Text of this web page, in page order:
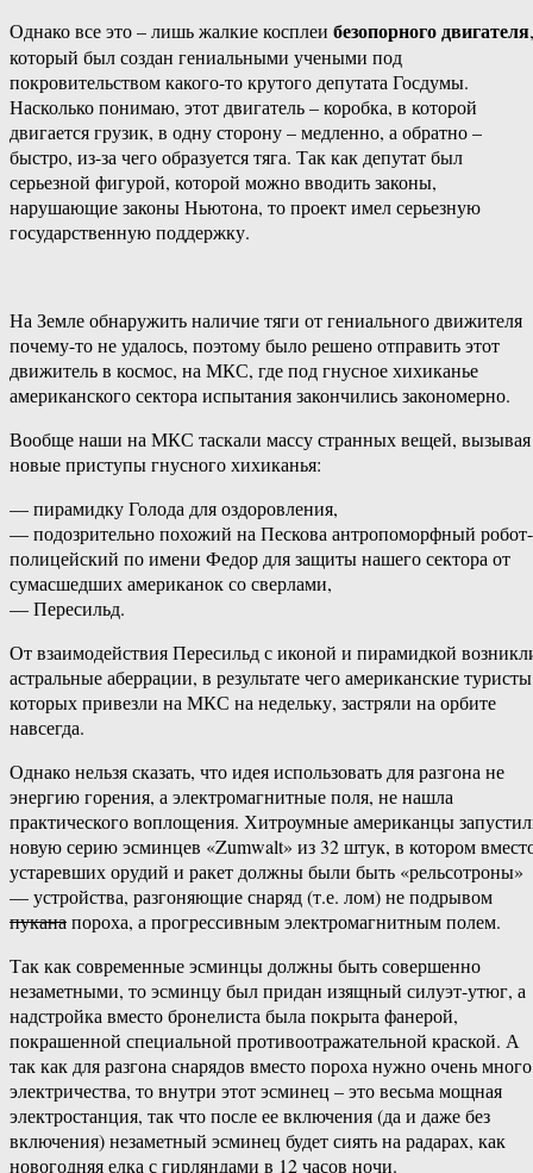
Однако все это – лишь жалкие косплеи безопорного двигателя,
который был создан гениальными учеными под
покровительством какого-то крутого депутата Госдумы.
Насколько понимаю, этот двигатель – коробка, в которой
двигается грузик, в одну сторону – медленно, а обратно –
быстро, из-за чего образуется тяга. Так как депутат был
серьезной фигурой, которой можно вводить законы,
нарушающие законы Ньютона, то проект имел серьезную
государственную поддержку.
На Земле обнаружить наличие тяги от гениального движителя
почему-то не удалось, поэтому было решено отправить этот
движитель в космос, на МКС, где под гнусное хихиканье
американского сектора испытания закончились закономерно.
Вообще наши на МКС таскали массу странных вещей, вызывая
новые приступы гнусного хихиканья:
— пирамидку Голода для оздоровления,
— подозрительно похожий на Пескова антропоморфный робот-
полицейский по имени Федор для защиты нашего сектора от
сумасшедших американок со сверлами,
— Пересильд.
От взаимодействия Пересильд с иконой и пирамидкой
астральные аберрации, в результате чего американские
которых привезли на МКС на недельку, застряли на орбите
навсегда.
Однако нельзя сказать, что идея использовать для разгона не
энергию горения, а электромагнитные поля, не нашла
практического воплощения. Хитроумные американцы
новую серию эсминцев «Zumwalt» из 32 штук, в котором
устаревших орудий и ракет должны были быть «рельсотроны»
— устройства, разгоняющие снаряд (т.е. лом) не подрывом
пуканапороха, а прогрессивным электромагнитным полем.
Так как современные эсминцы должны быть совершенно
незаметными, то эсминцу был придан изящный силуэт-утюг, а
надстройка вместо бронелиста была покрыта фанерой,
покрашенной специальной противоотражательной краской. А
так как для разгона снарядов вместо пороха нужно очень много
электричества, то внутри этот эсминец – это весьма мощная
электростанция, так что после ее включения (да и даже без
включения) незаметный эсминец будет сиять на радарах, как
новогодняя елка с гирляндами в 12 часов ночи.